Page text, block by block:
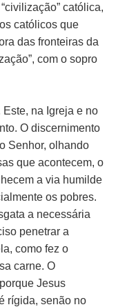
católica,
católicos que
das fronteiras da
com o sopro
Este, na Igreja e no
O discernimento
Senhor, olhando
que acontecem, o
a via humilde
os pobres.
a necessária
penetrar a
como fez o
carne. O
Jesus
rígida, senão no